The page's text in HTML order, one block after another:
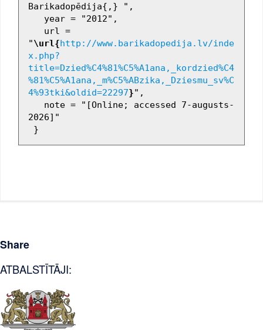
Barikadopēdija{,} ",
"\url{http://www.barikadopedija.lv/inde
x.php?
title=Dzied%C4%81%C5%A1ana,_kordzied%C4
%81%C5%A1ana,_m%C5%ABzika,_Dziesmu_sv%C
4%93tki&oldid=22297}",
2026]"
Share
ATBALSTĪTĀJI: